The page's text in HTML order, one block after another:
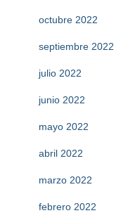
octubre 2022
septiembre 2022
julio 2022
junio 2022
mayo 2022
abril 2022
marzo 2022
febrero 2022